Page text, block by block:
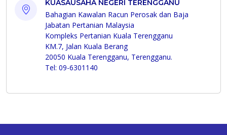
KUASAUSAHA NEGERI TERENGGANU
Bahagian Kawalan Racun Perosak dan Baja
Jabatan Pertanian Malaysia
Kompleks Pertanian Kuala Terengganu
KM.7, Jalan Kuala Berang
20050 Kuala Terengganu, Terengganu.
Tel: 09-6301140